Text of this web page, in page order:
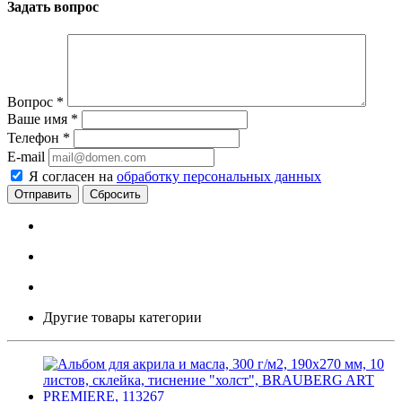
Задать вопрос
Вопрос *
Ваше имя *
Телефон *
E-mail
Я согласен на обработку персональных данных
Сбросить
Другие товары категории